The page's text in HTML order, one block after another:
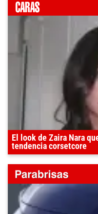
El look de Zaira Nara
tendencia corsetcore